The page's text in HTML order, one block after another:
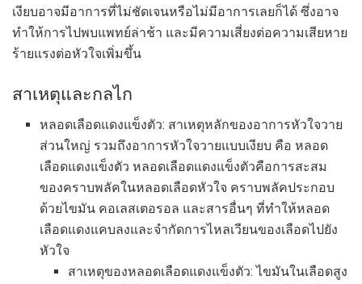
เงียบอาจมีอาการที่ไม่ชัดเจนหรือไม่มีอาการเลยก็ได้ ซึ่งอาจ
ทำให้การไปพบแพทย์ล่าช้า และมีความเสี่ยงต่อความเสียหาย
ร้ายแรงต่อหัวใจเพิ่มขึ้น
สาเหตุและกลไก
หลอดเลือดแดงแข็งตัว: สาเหตุหลักของอาการหัวใจวาย
ส่วนใหญ่ รวมถึงอาการหัวใจวายแบบเงียบ คือ หลอด
เลือดแดงแข็งตัว หลอดเลือดแดงแข็งตัวคือการสะสม
ของคราบพลัคในหลอดเลือดหัวใจ คราบพลัคประกอบ
ด้วยไขมัน คอเลสเตอรอล และสารอื่นๆ ที่ทำให้หลอด
เลือดแดงแคบลงและจำกัดการไหลเวียนของเลือดไปยัง
หัวใจ
สาเหตุของหลอดเลือดแดงแข็งตัว: ไขมันในเลือดสูง